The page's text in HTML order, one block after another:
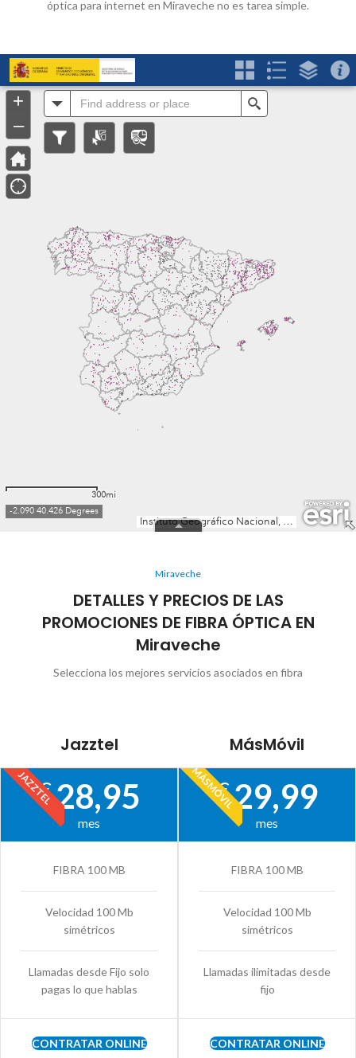
óptica para internet en Miraveche no es tarea simple.
Miraveche
DETALLES Y PRECIOS DE LAS
PROMOCIONES DE FIBRA ÓPTICA EN
Miraveche
Selecciona los mejores servicios asociados en fibra
Jazztel
JAZZTEL
€28,95
mes
FIBRA 100 MB
Velocidad 100 Mb
simétricos
Llamadas desde Fijo solo
pagas lo que hablas
CONTRATAR ONLINE
MásMóvil
MÁSMÓVIL
€29,99
mes
FIBRA 100 MB
Velocidad 100 Mb
simétricos
Llamadas ilimitadas desde
fijo
CONTRATAR ONLINE